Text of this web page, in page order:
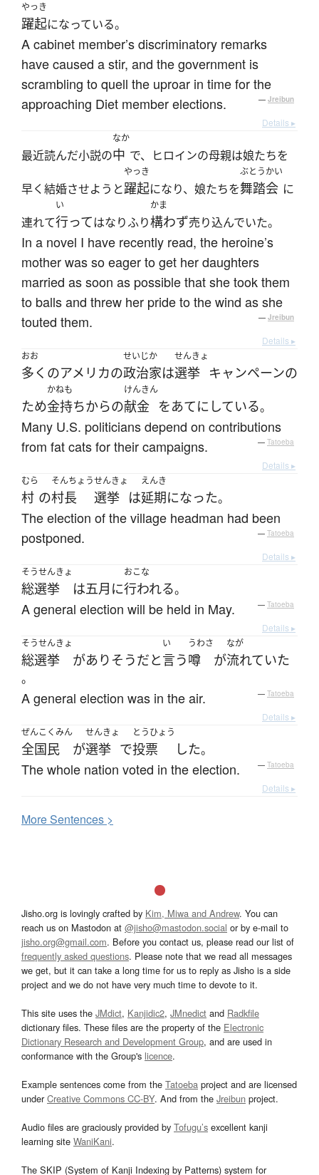
やっき
躍起になっている。
A cabinet member’s discriminatory remarks
have caused a stir, and the government is
scrambling to quell the uproar in time for the
approaching Diet member elections.
— Jreibun
Details ▸
最近読んだ小説の
なか
中 で、ヒロインの母親は娘たちを
早く結婚させようと
やっき
躍起になり、娘たちを
ぶとうかい
舞踏会 に
連れて
い
行ってはなりふり
かま
構わず売り込んでいた。
In a novel I have recently read, the heroine’s
mother was so eager to get her daughters
married as soon as possible that she took them
to balls and threw her pride to the wind as she
touted them.
— Jreibun
Details ▸
おお
多く のアメリカの
せいじか
政治家は
せんきょ
選挙 キャンペーンの
ため
かねも
金持ちからの
けんきん
献金 をあてにしている。
Many U.S. politicians depend on contributions
from fat cats for their campaigns.
— Tatoeba
Details ▸
むら
村 の
そんちょう
村長
せんきょ
選挙 は
えんき
延期になった。
The election of the village headman had been
postponed.
— Tatoeba
Details ▸
そうせんきょ
総選挙 は五月 に
おこな
行われる。
A general election will be held in May. — Tatoeba
Details ▸
そうせんきょ
総選挙 がありそうだと
い
言う
うわさ
噂 が
なが
流れていた
。
A general election was in the air. — Tatoeba
Details ▸
ぜんこくみん
全国民 が
せんきょ
選挙 で
とうひょう
投票 した。
The whole nation voted in the election. — Tatoeba
Details ▸
MoreSentences >
Jisho.org is lovingly crafted by Kim, Miwa and Andrew. You can
reach us on Mastodon at @jisho@mastodon.social or by e-mail to
jisho.org@gmail.com. Before you contact us, please read our list of
frequently asked questions. Please note that we read all messages
we get, but it can take a long time for us to reply as Jisho is a side
project and we do not have very much time to devote to it.
This site uses the JMdict, Kanjidic2, JMnedict and Radkfile
dictionary files. These files are the property of the Electronic
Dictionary Research and Development Group, and are used in
conformance with the Group's licence.
Example sentences come from the Tatoeba project and are licensed
underCreative Commons CC-BY. And from the Jreibun project.
Audio files are graciously provided by Tofugu’s excellent kanji
learning site WaniKani.
The SKIP (System of Kanji Indexing by Patterns) system for